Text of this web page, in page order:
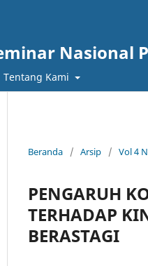
Nasional
Tentang Kami
Beranda / Arsip / Vol 4
PENGARUH
TERHADAP
BERASTAGI